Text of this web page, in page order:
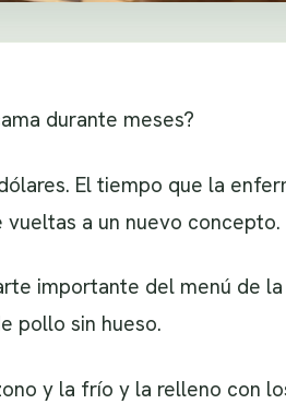
durante meses?
El tiempo que la
a un nuevo concepto.
importante del menú de
pollo sin hueso.
y la frío y la relleno con